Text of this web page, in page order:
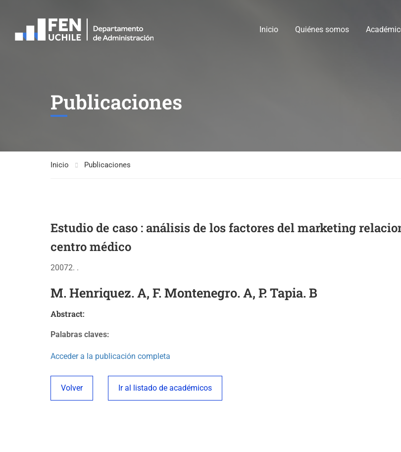
Inicio Quiénes somos
Publicaciones
Inicio Publicaciones
Estudio de caso : análisis de los factores del marketing
centro médico
20072. .
M. Henriquez. A, F. Montenegro. A, P. Tapia. B
Abstract:
Palabras claves:
Acceder a la publicación completa
Volver Ir al listado de académicos